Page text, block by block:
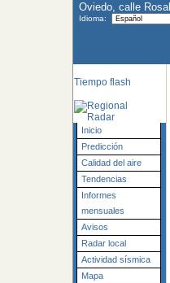
Oviedo, calle Rosal
Idioma:
Tiempo flash
Inicio
Predicción
Calidad del aire
Tendencias
Informes
mensuales
Avisos
Radar local
Actividad sísmica
Mapa